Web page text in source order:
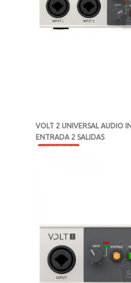
VOLT 2 UNIVERSAL AUDIO
ENTRADA 2 SALIDAS
AGOTADO